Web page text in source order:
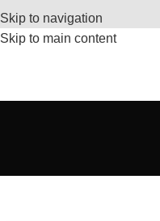
Skip to navigation
Skip to main content